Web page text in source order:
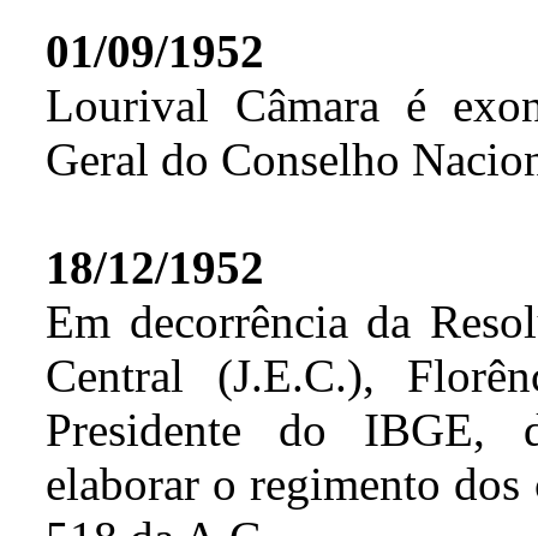
01/09/1952
Lourival Câmara é
Geral do Conselho
18/12/1952
Em decorrência da
Central (J.E.C.),
Presidente do IBGE,
elaborar o regimento